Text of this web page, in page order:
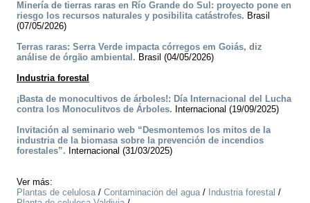
Minería de tierras raras en Río Grande do Sul: proyecto pone en
riesgo los recursos naturales y posibilita catástrofes. Brasil
(07/05/2026)
Terras raras: Serra Verde impacta córregos em Goiás, diz
análise de órgão ambiental. Brasil (04/05/2026)
Industria forestal
¡Basta de monocultivos de árboles!: Día Internacional del Lucha
contra los Monoculitvos de Árboles. Internacional (19/09/2025)
Invitación al seminario web “Desmontemos los mitos de la
industria de la biomasa sobre la prevención de incendios
forestales”. Internacional (31/03/2025)
Ver más:
Plantas de celulosa/ Contaminación del agua/ Industria forestal /